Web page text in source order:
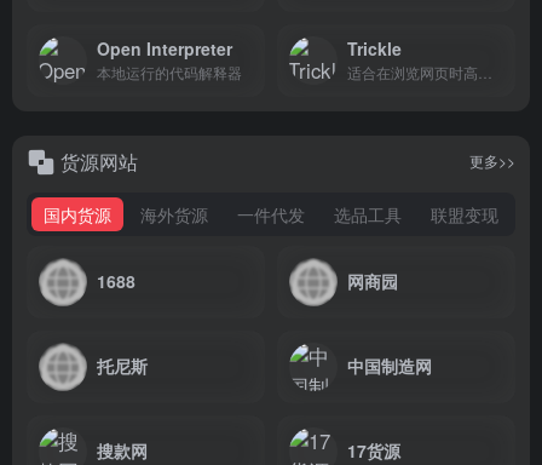
Open Interpreter
本地运行的代码解释器
Trickle
适合在浏览网页时高亮片段并自动汇入笔记，AI 建立知识图谱，灵感整理与任务跟进同步完成
货源网站
国内货源 海外货源 一件代发 选品工具 联盟变现
更多>>
1688 网商园
托尼斯 中国制造网
搜款网 17货源